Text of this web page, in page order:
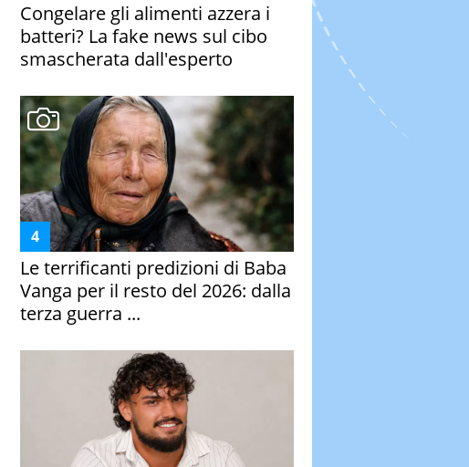
Congelare gli alimenti azzera i
batteri? La fake news sul cibo
smascherata dall'esperto
Le terrificanti predizioni di Baba
Vanga per il resto del 2026: dalla
terza guerra ...